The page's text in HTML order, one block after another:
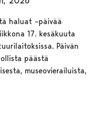
haluat –päivää
17. kesäkuuta
Päivän
päästä
museovierailuista,